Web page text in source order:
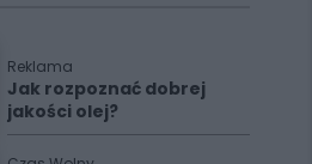
Reklama
Jak rozpoznać dobrej
jakości olej?